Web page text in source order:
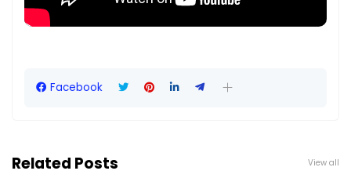
Facebook
Related Posts View all